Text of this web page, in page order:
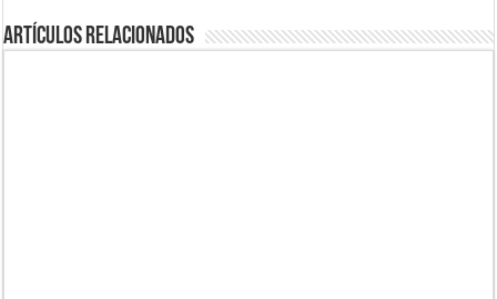
Artículos Relacionados